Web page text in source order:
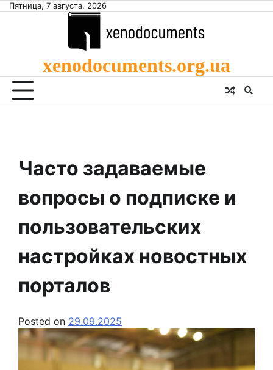
SkipПятница, 7 августа, 2026
xenodocuments.org.ua
Часто задаваемые
вопросы о подписке и
пользовательских
настройках новостных
порталов
Posted on 29.09.2025